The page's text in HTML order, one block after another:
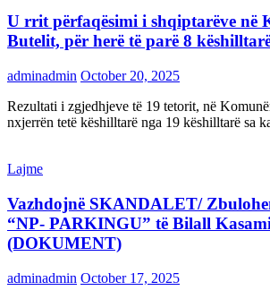
U rrit përfaqësimi i shqiptarëve në
Butelit, për herë të parë 8
adminadmin October 20, 2025
Rezultati i zgjedhjeve të 19 tetorit, në
nxjerrën tetë këshilltarë nga 19 këshilltarë sa
Lajme
Vazhdojnë SKANDALET/
“NP- PARKINGU” të Bilall
(DOKUMENT)
adminadmin October 17, 2025